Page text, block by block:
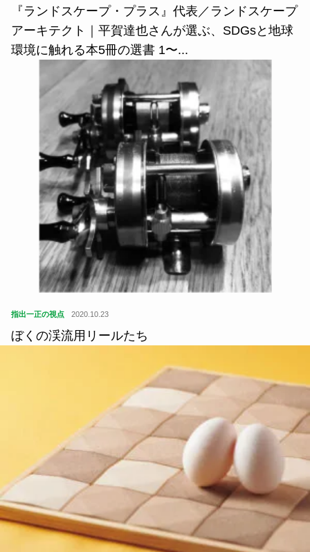
2021.09.21
『ランドスケープ・プラス』代表／ランドスケープ
アーキテクト｜平賀達也さんが選ぶ、SDGsと地球
環境に触れる本5冊の選書 1〜...
指出一正の視点 2020.10.23
ぼくの渓流用リールたち